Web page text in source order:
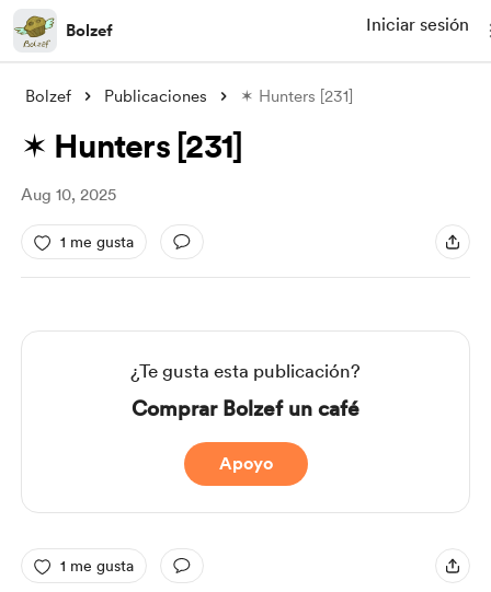
Bolzef Iniciar sesión
Bolzef Publicaciones ✶ Hunters [231]
✶ Hunters [231]
Aug 10, 2025
1 me gusta
¿Te gusta esta publicación?
Comprar Bolzef un café
Apoyo
1 me gusta